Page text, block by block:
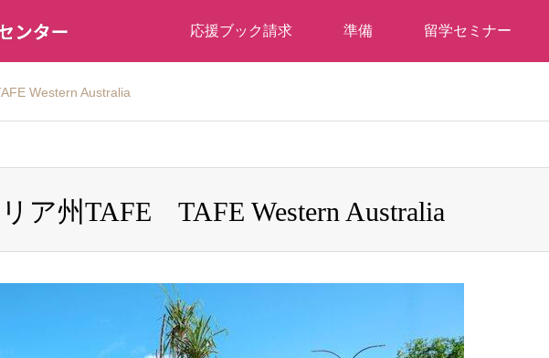
応援ブック請求 準備 留学セミナー
Western Australia
ア州TAFE TAFE Western Australia